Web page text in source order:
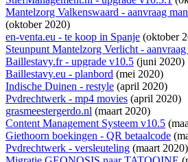
Mantelzorg Valkenswaard - aanvraag
(oktober 2020)
en-venta.eu - te koop in Spanje (oktober
Steunpunt Mantelzorg Verlicht -
Baillestavy.fr - upgrade v10.5 (juni 2020)
Baillestavy.eu - planbord (mei 2020)
Indische Duinen - restyle (april 2020)
Pvdrechtwerk - mp4 movies (april 2020)
grasmeestergerdo.nl (maart 2020)
Content Management Systeem v10.5
Giethoorn boekingen - QR betaalcode
Pvdrechtwerk - versleuteling (maart 2020)